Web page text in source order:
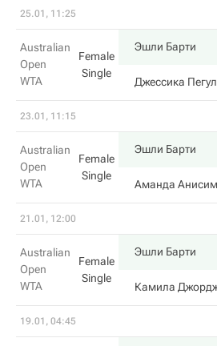
25.01, 11:25
Australian
Open
WTA
Female
Single
Эшли Барти
Джессика
23.01, 11:15
Australian
Open
WTA
Female
Single
Эшли Барти
Аманда
21.01, 12:00
Australian
Open
WTA
Female
Single
Эшли Барти
Камила
19.01, 04:45